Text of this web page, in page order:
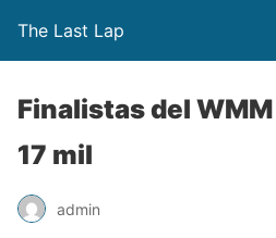
The Last Lap
Finalistas del
17 mil
admin